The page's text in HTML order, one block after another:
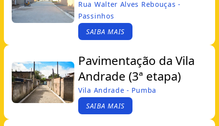
Rua Walter Alves Rebouças -
Passinhos
SAIBA MAIS
Pavimentação da Vila
Andrade (3ª etapa)
Vila Andrade - Pumba
SAIBA MAIS